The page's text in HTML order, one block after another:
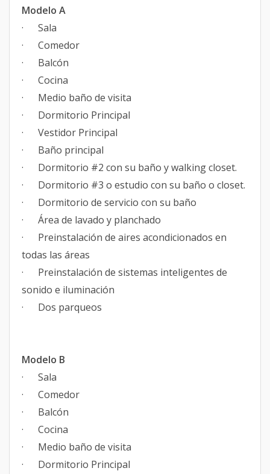
Modelo A
· Sala
· Comedor
· Balcón
· Cocina
· Medio baño de visita
· Dormitorio Principal
· Vestidor Principal
· Baño principal
· Dormitorio #2 con su baño y walking closet.
· Dormitorio #3 o estudio con su baño o closet.
· Dormitorio de servicio con su baño
· Área de lavado y planchado
· Preinstalación de aires acondicionados en
todas las áreas
· Preinstalación de sistemas inteligentes de
sonido e iluminación
· Dos parqueos
Modelo B
· Sala
· Comedor
· Balcón
· Cocina
· Medio baño de visita
· Dormitorio Principal